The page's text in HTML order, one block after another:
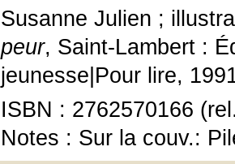
Susanne Julien ;
peur, Saint-Lambert :
jeunesse|Pour lire,
ISBN : 2762570166
Notes : Sur la couv.: